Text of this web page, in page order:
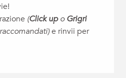
(Click upoGrigri
e rinvii per